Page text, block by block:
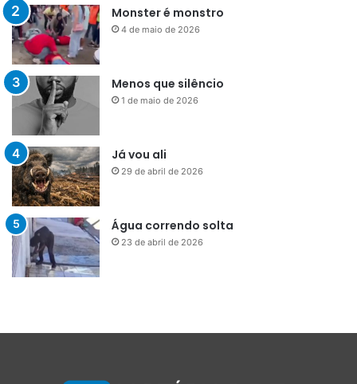
Monster é monstro
4 de maio de 2026
Menos que silêncio
1 de maio de 2026
Já vou ali
29 de abril de 2026
Água correndo solta
23 de abril de 2026